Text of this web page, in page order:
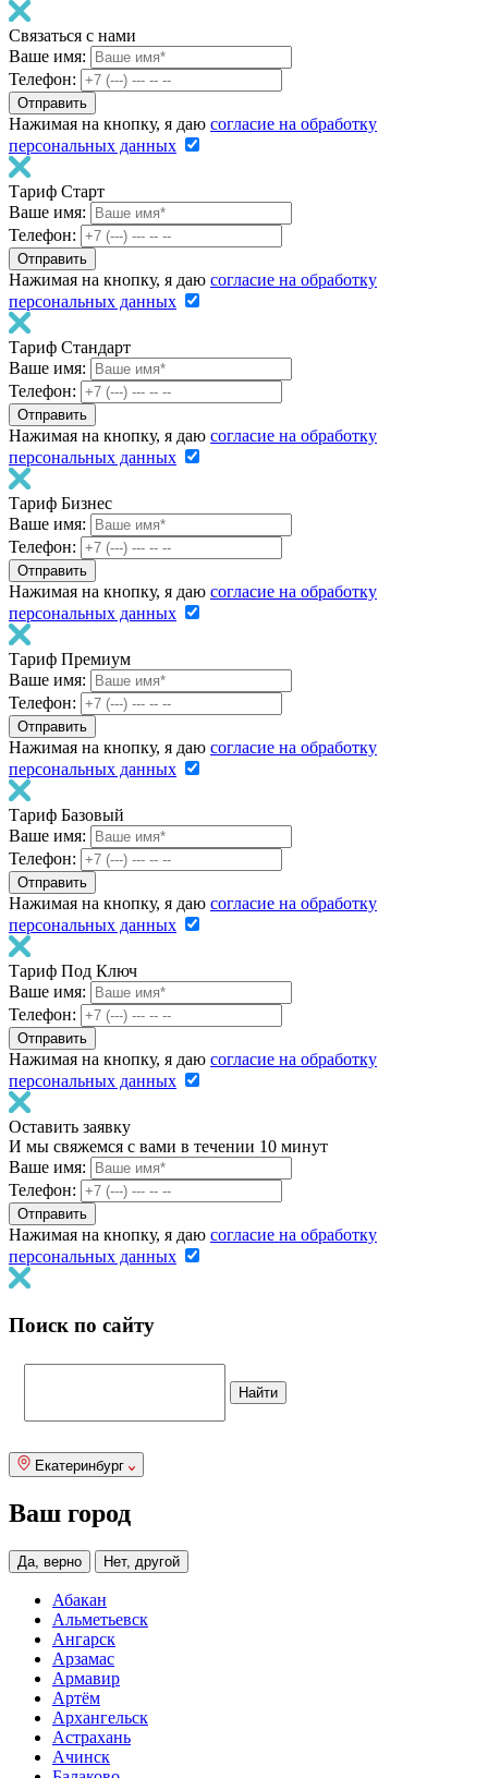
Связаться с нами
Ваше имя:
Телефон:
Нажимая на кнопку, я даю согласие на обработку
персональных данных
Тариф Старт
Ваше имя:
Телефон:
Нажимая на кнопку, я даю согласие на обработку
персональных данных
Тариф Стандарт
Ваше имя:
Телефон:
Нажимая на кнопку, я даю согласие на обработку
персональных данных
Тариф Бизнес
Ваше имя:
Телефон:
Нажимая на кнопку, я даю согласие на обработку
персональных данных
Тариф Премиум
Ваше имя:
Телефон:
Нажимая на кнопку, я даю согласие на обработку
персональных данных
Тариф Базовый
Ваше имя:
Телефон:
Нажимая на кнопку, я даю согласие на обработку
персональных данных
Тариф Под Ключ
Ваше имя:
Телефон:
Нажимая на кнопку, я даю согласие на обработку
персональных данных
Оставить заявку
И мы свяжемся с вами в течении 10 минут
Ваше имя:
Телефон:
Нажимая на кнопку, я даю согласие на обработку
персональных данных
Поиск по сайту
Екатеринбург
Ваш город
Да, верно Нет, другой
Абакан
Альметьевск
Ангарск
Арзамас
Армавир
Артём
Архангельск
Астрахань
Ачинск